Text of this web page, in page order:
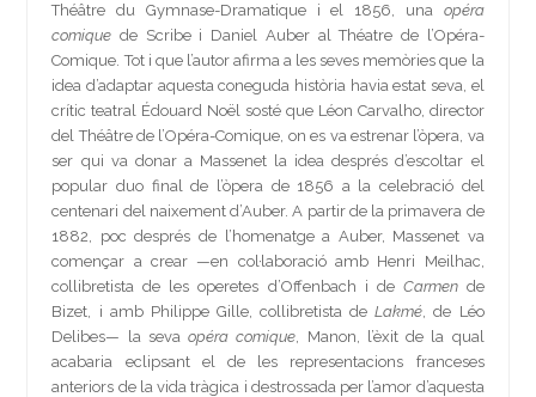
Théâtre du Gymnase-Dramatique i el 1856, una opéra
comique de Scribe i Daniel Auber al Théatre de l’Opéra-
Comique. Tot i que l’autor afirma a les seves memòries que la
idea d’adaptar aquesta coneguda història havia estat seva, el
crític teatral Édouard Noël sosté que Léon Carvalho, director
del Théâtre de l’Opéra-Comique, on es va estrenar l’òpera, va
ser qui va donar a Massenet la idea després d’escoltar el
popular duo final de l’òpera de 1856 a la celebració del
centenari del naixement d’Auber. A partir de la primavera de
1882, poc després de l’homenatge a Auber, Massenet va
començar a crear —en col·laboració amb Henri Meilhac,
collibretista de les operetes d’Offenbach i de Carmende
Bizet, i amb Philippe Gille, collibretista deLakmé , de Léo
Delibes— la sevaopéra comique , Manon, l’èxit de la qual
acabaria eclipsant el de les representacions franceses
anteriors de la vida tràgica i destrossada per l’amor d’aquesta